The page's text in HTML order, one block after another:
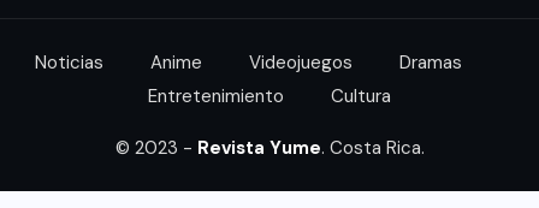
Noticias Anime Videojuegos
Dramas
Entretenimiento
Cultura
© 2023 - Revista Yume. Costa Rica.